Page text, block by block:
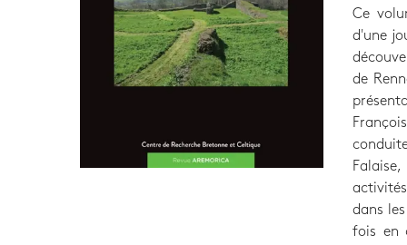
Ce
d'une
de
dans
fois en